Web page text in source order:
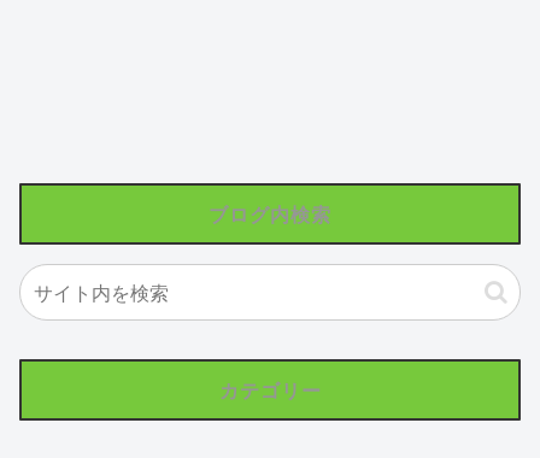
ブログ内検索
カテゴリー